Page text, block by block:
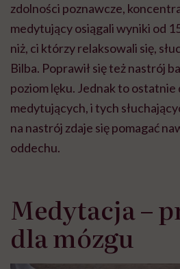
zdolności poznawcze,
medytujący osiągali wyniki od
niż, ci którzy relaksowali się,
Bilba. Poprawił się też nastrój
poziom lęku. Jednak to ostatnie
medytujących, i tych
na nastrój zdaje się pomagać
oddechu.
Medytacja –
dla mózgu